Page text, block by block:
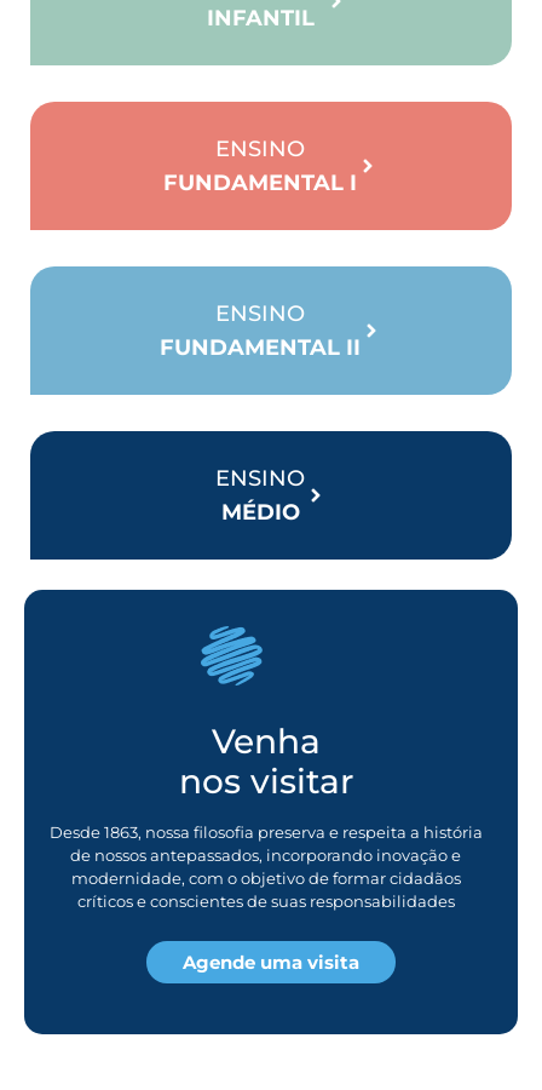
INFANTIL
ENSINO
FUNDAMENTAL I
ENSINO
FUNDAMENTAL II
ENSINO
MÉDIO
Venha
nos visitar
Desde 1863, nossa filosofia preserva e respeita a história
de nossos antepassados, incorporando inovação e
modernidade, com o objetivo de formar cidadãos
críticos e conscientes de suas responsabilidades
Agende uma visita